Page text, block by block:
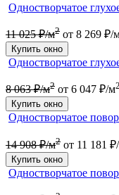
Одностворчатое
11 025 ₽/м2 от 8 269 ₽/
Купить окно
Одностворчатое
8 063 ₽/м2 от 6 047 ₽/м2
Купить окно
Одностворчатое
14 908 ₽/м2 от 11 181
Купить окно
Одностворчатое